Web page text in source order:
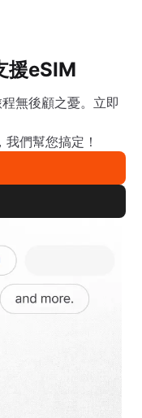
援eSIM
無後顧之憂。立即
們幫您搞定！